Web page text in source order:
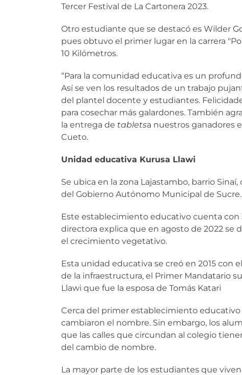
Tercer Festival de La Cartonera 2023.
Otro estudiante que se destacó es Wilder
pues obtuvo el primer lugar en la carrera
10 Kilómetros.
“Para la comunidad educativa es un
Así se ven los resultados de un trabajo
del plantel docente y estudiantes.
para cosechar más galardones. También
la entrega de tabletsa nuestros ganadores
Cueto.
Unidad educativa Kurusa Llawi
Se ubica en la zona Lajastambo, barrio
del Gobierno Autónomo Municipal de Sucre.
Este establecimiento educativo cuenta con
directora explica que en agosto de 2022 se
el crecimiento vegetativo.
Esta unidad educativa se creó en 2015 con
de la infraestructura, el Primer Mandatario
Llawi que fue la esposa de Tomás Katari
Cerca del primer establecimiento educativo
cambiaron el nombre. Sin embargo, los
que las calles que circundan al colegio
del cambio de nombre.
La mayor parte de los estudiantes que